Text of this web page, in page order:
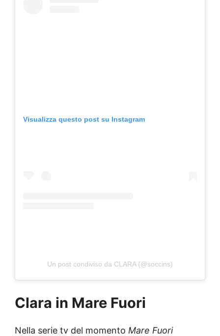
Visualizza questo post su Instagram
Un post condiviso da CLARA (@soccins)
Clara in Mare Fuori
Nella serie tv del momento Mare Fuori